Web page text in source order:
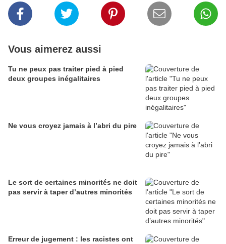
Vous aimerez aussi
Tu ne peux pas traiter pied à pied
deux groupes inégalitaires
Ne vous croyez jamais à l’abri du pire
Le sort de certaines minorités ne doit
pas servir à taper d’autres minorités
Erreur de jugement : les racistes ont